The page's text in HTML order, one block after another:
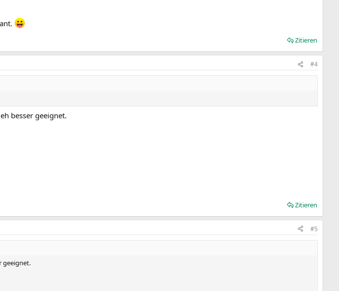
Zitieren
#4
besser geeignet.
Zitieren
#5
geeignet.